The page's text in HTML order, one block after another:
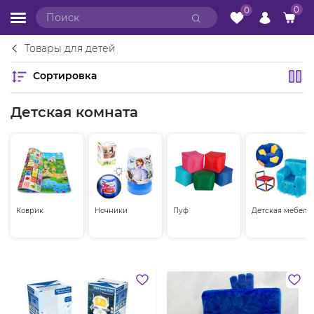
0 0
Товары для детей
Сортировка
Детская комната
Коврик Ночники Пуф Детская мебель